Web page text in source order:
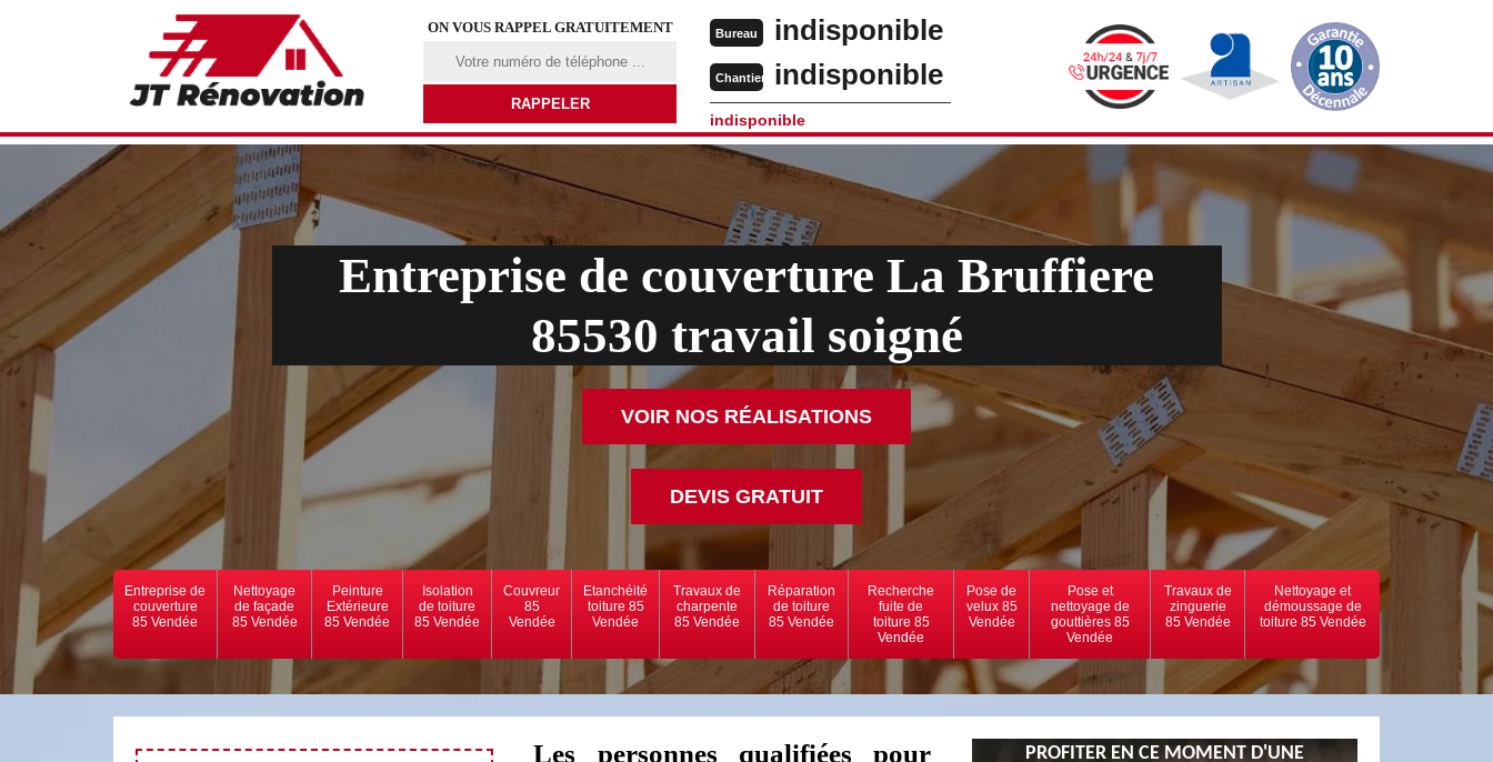
ON VOUS RAPPEL GRATUITEMENT Bureau indisponible
Chantier indisponible
indisponible
Entreprise de couverture La Bruffiere
85530 travail soigné
VOIR NOS RÉALISATIONS
DEVIS GRATUIT
Entreprise de
couverture
85 Vendée
Nettoyage
de façade
85 Vendée
Peinture
Extérieure
85 Vendée
Isolation
de toiture
85 Vendée
Couvreur
85
Vendée
Etanchéité
toiture 85
Vendée
Travaux de
charpente
85 Vendée
Réparation
de toiture
85 Vendée
Recherche
fuite de
toiture 85
Vendée
Pose de
velux 85
Vendée
Pose et
nettoyage de
gouttières 85
Vendée
Travaux de
zinguerie
85 Vendée
Nettoyage et
démoussage de
toiture 85 Vendée
Les personnes qualifiées pour
PROFITER EN CE MOMENT D'UNE